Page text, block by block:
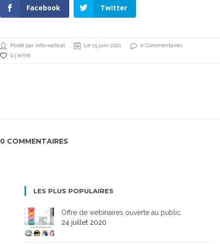
Facebook Twitter
Posté par info-radical Le 15 juin 2021
0 Commentaires
0 j'aime
0 COMMENTAIRES
LES PLUS POPULAIRES
Offre de webinaires ouverte au public
24 juillet 2020